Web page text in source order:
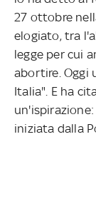
27 ottobre
elogiato, tra
legge per cui
abortire. Oggi
Italia". E ha
iniziata dalla